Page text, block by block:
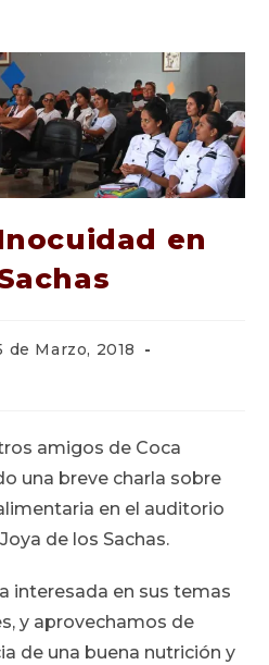
en
de Marzo, 2018
amigos de Coca
una breve charla sobre
en el auditorio
de los Sachas.
interesada en sus temas
y aprovechamos de
de una buena nutrición y